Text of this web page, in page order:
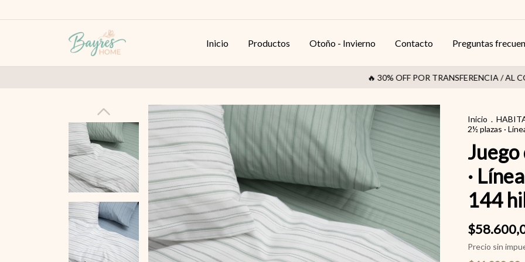
Inicio Productos Otoño - Invierno Contacto Preguntas
🔥 30% OFF POR TRANSFERENCIA / AL
Inicio .
2½ plazas ·
·
144
Precio sin